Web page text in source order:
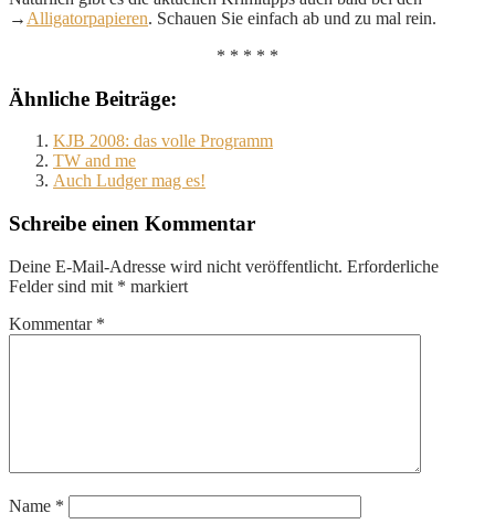
→ Alligatorpapieren. Schauen Sie einfach ab und zu mal rein.
* * * * *
Ähnliche Beiträge:
KJB 2008: das volle Programm
TW and me
Auch Ludger mag es!
Schreibe einen Kommentar
Deine E-Mail-Adresse wird nicht veröffentlicht. Erforderliche
Felder sind mit * markiert
Kommentar *
Name *